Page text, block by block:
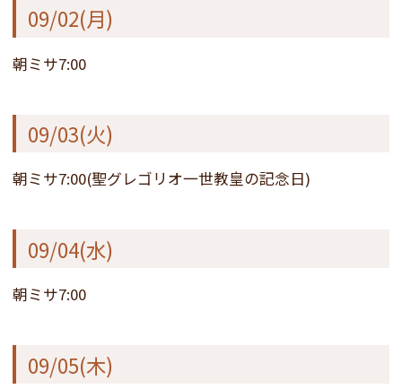
09/02(月)
朝ミサ7:00
09/03(火)
朝ミサ7:00(聖グレゴリオ一世教皇の記念日)
09/04(水)
朝ミサ7:00
09/05(木)